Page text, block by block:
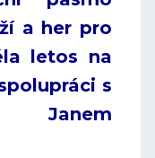
a her pro
letos na
s
Janem